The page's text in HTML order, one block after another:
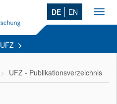
DE EN
UFZ
UFZ - Publikationsverzeichnis